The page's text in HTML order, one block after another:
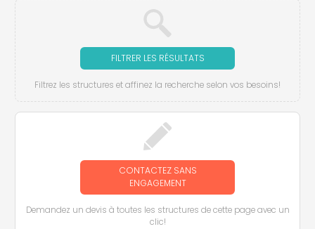
FILTRER LES RÉSULTATS
Filtrez les structures et affinez la recherche selon vos besoins!
CONTACTEZ SANS
ENGAGEMENT
Demandez un devis à toutes les structures de cette page avec un
clic!